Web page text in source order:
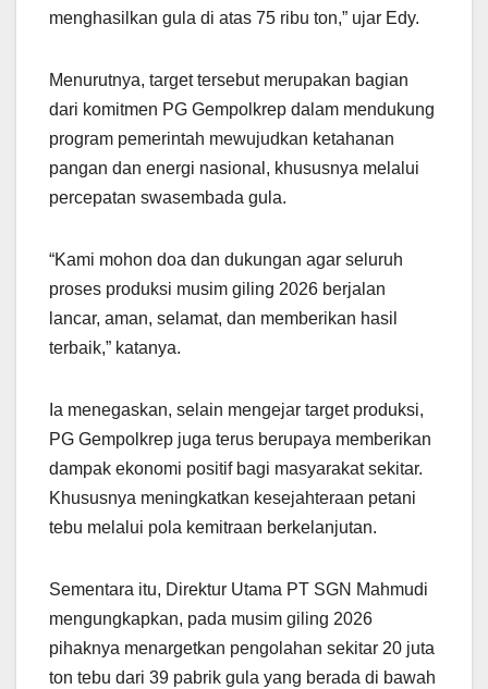
menghasilkan gula di atas 75 ribu ton,” ujar Edy.
Menurutnya, target tersebut merupakan bagian
dari komitmen PG Gempolkrep dalam mendukung
program pemerintah mewujudkan ketahanan
pangan dan energi nasional, khususnya melalui
percepatan swasembada gula.
“Kami mohon doa dan dukungan agar seluruh
proses produksi musim giling 2026 berjalan
lancar, aman, selamat, dan memberikan hasil
terbaik,” katanya.
Ia menegaskan, selain mengejar target produksi,
PG Gempolkrep juga terus berupaya memberikan
dampak ekonomi positif bagi masyarakat sekitar.
Khususnya meningkatkan kesejahteraan petani
tebu melalui pola kemitraan berkelanjutan.
Sementara itu, Direktur Utama PT SGN Mahmudi
mengungkapkan, pada musim giling 2026
pihaknya menargetkan pengolahan sekitar 20 juta
ton tebu dari 39 pabrik gula yang berada di bawah